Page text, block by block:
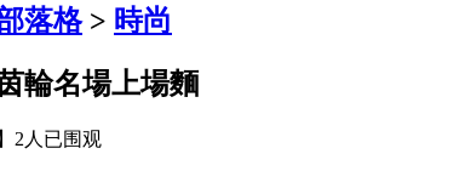
落格> 時尚
輪名場上場麵
2人已围观